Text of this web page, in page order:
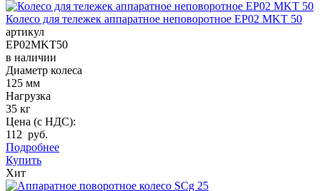
Колесо для тележек аппаратное неповоротное EP02 MKT 50
артикул
EP02MKT50
в наличии
Диаметр колеса
125 мм
Нагрузка
35 кг
Цена (с НДС):
112 руб.
Подробнее
Купить
Хит